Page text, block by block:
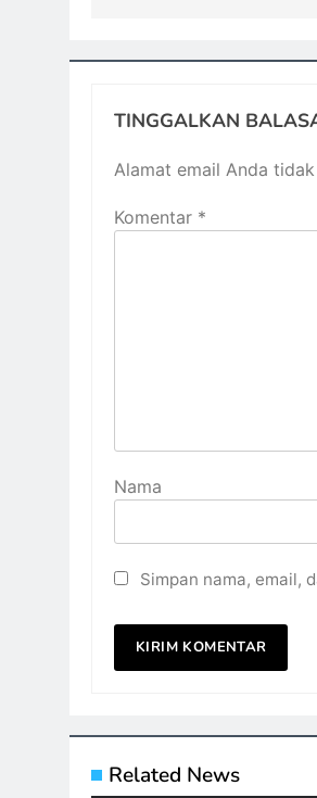
TINGGALKAN
Alamat email Anda
Komentar *
Nama
Simpan nama, email,
Related News